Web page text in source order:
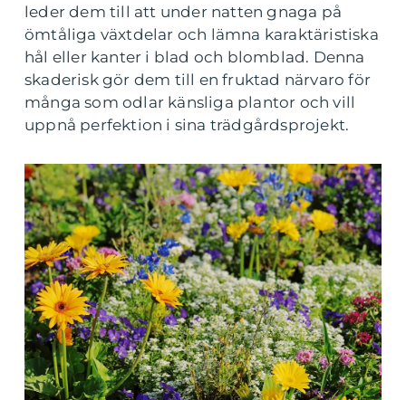
leder dem till att under natten gnaga på
ömtåliga växtdelar och lämna karaktäristiska
hål eller kanter i blad och blomblad. Denna
skaderisk gör dem till en fruktad närvaro för
många som odlar känsliga plantor och vill
uppnå perfektion i sina trädgårdsprojekt.